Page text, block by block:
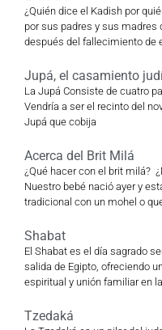
¿Quién dice el Kadish por
por sus padres y sus
después del fallecimiento de
Jupá, el casamiento
La Jupá Consiste de cuatro
Vendría a ser el recinto del
Jupá que cobija
Acerca del Brit Milá
¿Qué hacer con el brit milá?
Nuestro bebé nació ayer y
tradicional con un mohel o
Shabat
El Shabat es el día sagrado
salida de Egipto, ofreciendo
espiritual y unión familiar en
Tzedaká